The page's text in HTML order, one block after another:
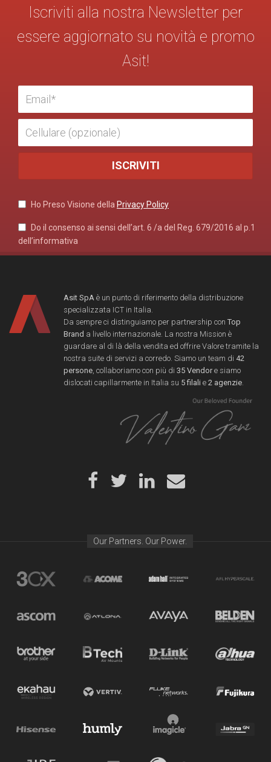
Iscriviti alla nostra Newsletter per
essere aggiornato su novità e promo
Asit!
Ho Preso Visione della Privacy Policy
Do il consenso ai sensi dell’art. 6 /a del Reg. 679/2016 al p.1
dell’informativa
Asit SpA è un punto di riferimento della distribuzione
specializzata ICT in Italia.
Da sempre ci distinguiamo per partnership con Top
Brand a livello internazionale. La nostra Mission è
guardare al di là della vendita ed offrire Valore tramite la
nostra suite di servizi a corredo. Siamo un team di 42
persone , collaboriamo con più di 35 Vendore siamo
dislocati capillarmente in Italia su 5 filali e 2 agenzie